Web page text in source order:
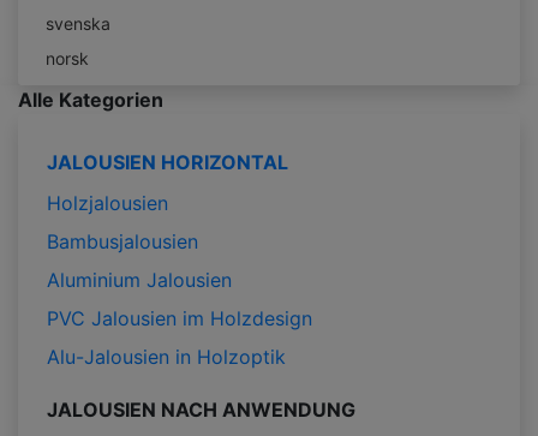
svenska
norsk
Alle Kategorien
JALOUSIEN HORIZONTAL
Holzjalousien
Bambusjalousien
Aluminium Jalousien
PVC Jalousien im Holzdesign
Alu-Jalousien in Holzoptik
JALOUSIEN NACH ANWENDUNG